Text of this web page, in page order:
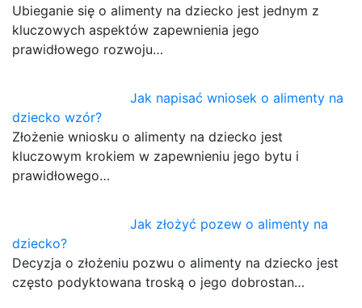
Ubieganie się o alimenty na dziecko jest jednym z
kluczowych aspektów zapewnienia jego
prawidłowego rozwoju…
Jak napisać wniosek o alimenty na
dziecko wzór?
Złożenie wniosku o alimenty na dziecko jest
kluczowym krokiem w zapewnieniu jego bytu i
prawidłowego…
Jak złożyć pozew o alimenty na
dziecko?
Decyzja o złożeniu pozwu o alimenty na dziecko jest
często podyktowana troską o jego dobrostan…